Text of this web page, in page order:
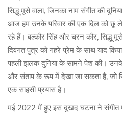
सिद्धू मूसे वाला, जिनका नाम संगीत की
आज हम उनके परिवार की एक दिल को छू
रहे हैं। बल्कौर सिंह और चरन कौर, सिद्धू मूसे
दिवंगत पुत्र को गहरे प्रेम के साथ याद
पहली झलक दुनिया के सामने पेश की।
और संताप के रूप में देखा जा सकता है, जो
एक साहसी प्रयास है।
मई 2022 में हुए इस दुखद घटना ने संगीत